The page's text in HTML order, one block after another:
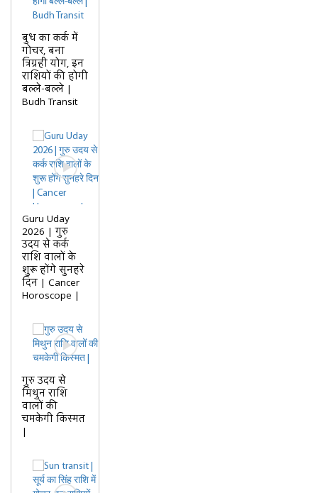
चाहिए?
(यह वीडियो धार्मिक/पारंपरिक
मान्यताओं और वास्तु संबंधी जानकारी
बुध का कर्क में
गोचर, बना
त्रिग्रही योग, इन
राशियों की होगी
बल्ले-बल्ले |
Budh Transit
Guru Uday
2026 | गुरु
उदय से कर्क
राशि वालों के
शुरू होंगे सुनहरे
दिन | Cancer
Horoscope |
गुरु उदय से
मिथुन राशि
वालों की
चमकेगी किस्मत
|